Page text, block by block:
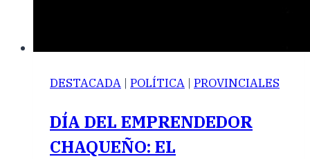
DESTACADA | POLÍTICA | PROVINCIALES
DÍA DEL EMPRENDEDOR
CHAQUEÑO: EL